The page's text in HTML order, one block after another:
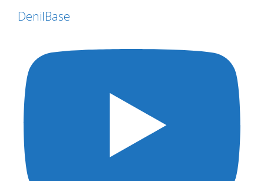
DenilBase